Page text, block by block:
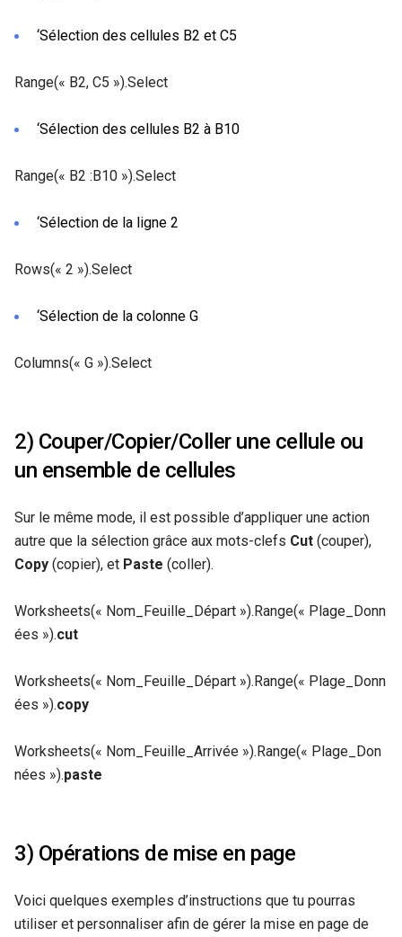
‘Sélection des cellules B2 et C5
Range(« B2, C5 »).Select
‘Sélection des cellules B2 à B10
Range(« B2 :B10 »).Select
‘Sélection de la ligne 2
Rows(« 2 »).Select
‘Sélection de la colonne G
Columns(« G »).Select
2) Couper/Copier/Coller une cellule ou
un ensemble de cellules
Sur le même mode, il est possible d’appliquer une action
autre que la sélection grâce aux mots-clefs Cut (couper),
Copy (copier), et Paste (coller).
Worksheets(« Nom_Feuille_Départ »).Range(« Plage_Donn
ées »).cut
Worksheets(« Nom_Feuille_Départ »).Range(« Plage_Donn
ées »).copy
Worksheets(« Nom_Feuille_Arrivée »).Range(« Plage_Don
nées »).paste
3) Opérations de mise en page
Voici quelques exemples d’instructions que tu pourras
utiliser et personnaliser afin de gérer la mise en page de